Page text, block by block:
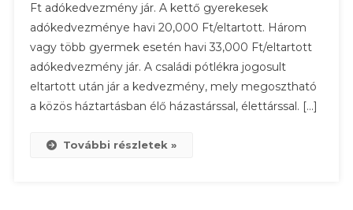
Hatályos
Adóváltozásokról
Ft adókedvezmény jár. A kettő gyerekesek
adókedvezménye havi 20,000 Ft/eltartott. Három
vagy több gyermek esetén havi 33,000 Ft/eltartott
adókedvezmény jár. A családi pótlékra jogosult
eltartott után jár a kedvezmény, mely megosztható
a közös háztartásban élő házastárssal, élettárssal. […]
További részletek »